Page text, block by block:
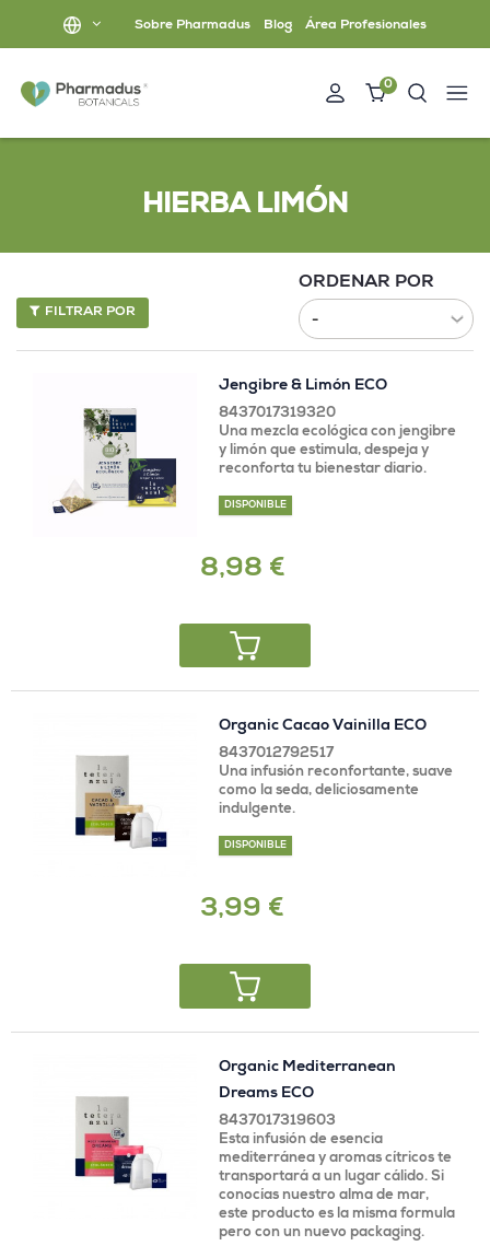
Sobre Pharmadus Blog Área Profesionales
0
HIERBA LIMÓN
ORDENAR POR
FILTRAR POR
Jengibre & Limón ECO
8437017319320
Una mezcla ecológica con jengibre
y limón que estimula, despeja y
reconforta tu bienestar diario.
DISPONIBLE
8,98 €
Organic Cacao Vainilla ECO
8437012792517
Una infusión reconfortante, suave
como la seda, deliciosamente
indulgente.
DISPONIBLE
3,99 €
Organic Mediterranean
Dreams ECO
8437017319603
Esta infusión de esencia
mediterránea y aromas cítricos te
transportará a un lugar cálido. Si
conocías nuestro alma de mar,
este producto es la misma formula
pero con un nuevo packaging.